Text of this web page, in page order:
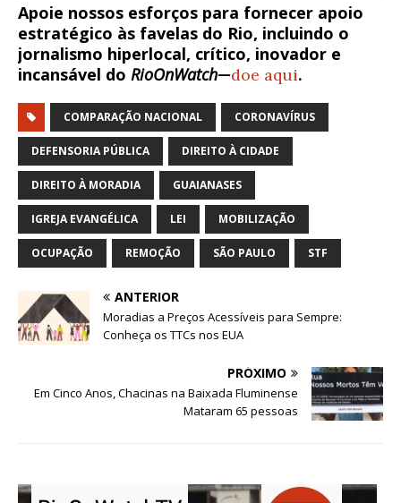
Apoie nossos esforços para fornecer apoio
estratégico às favelas do Rio, incluindo o
jornalismo hiperlocal, crítico, inovador e
incansável do RioOnWatch—doe aqui.
COMPARAÇÃO NACIONAL CORONAVÍRUS
DEFENSORIA PÚBLICA DIREITO À CIDADE
DIREITO À MORADIA GUAIANASES
IGREJA EVANGÉLICA LEI MOBILIZAÇÃO
OCUPAÇÃO REMOÇÃO SÃO PAULO STF
ANTERIOR
Moradias a Preços Acessíveis para Sempre:
Conheça os TTCs nos EUA
PRÓXIMO
Em Cinco Anos, Chacinas na Baixada Fluminense
Mataram 65 pessoas